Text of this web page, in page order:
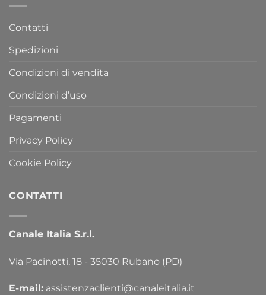
Contatti
Spedizioni
Condizioni di vendita
Condizioni d’uso
Pagamenti
Privacy Policy
Cookie Policy
CONTATTI
Canale Italia S.r.l.
Via Pacinotti, 18 - 35030 Rubano (PD)
E-mail: assistenzaclienti@canaleitalia.it